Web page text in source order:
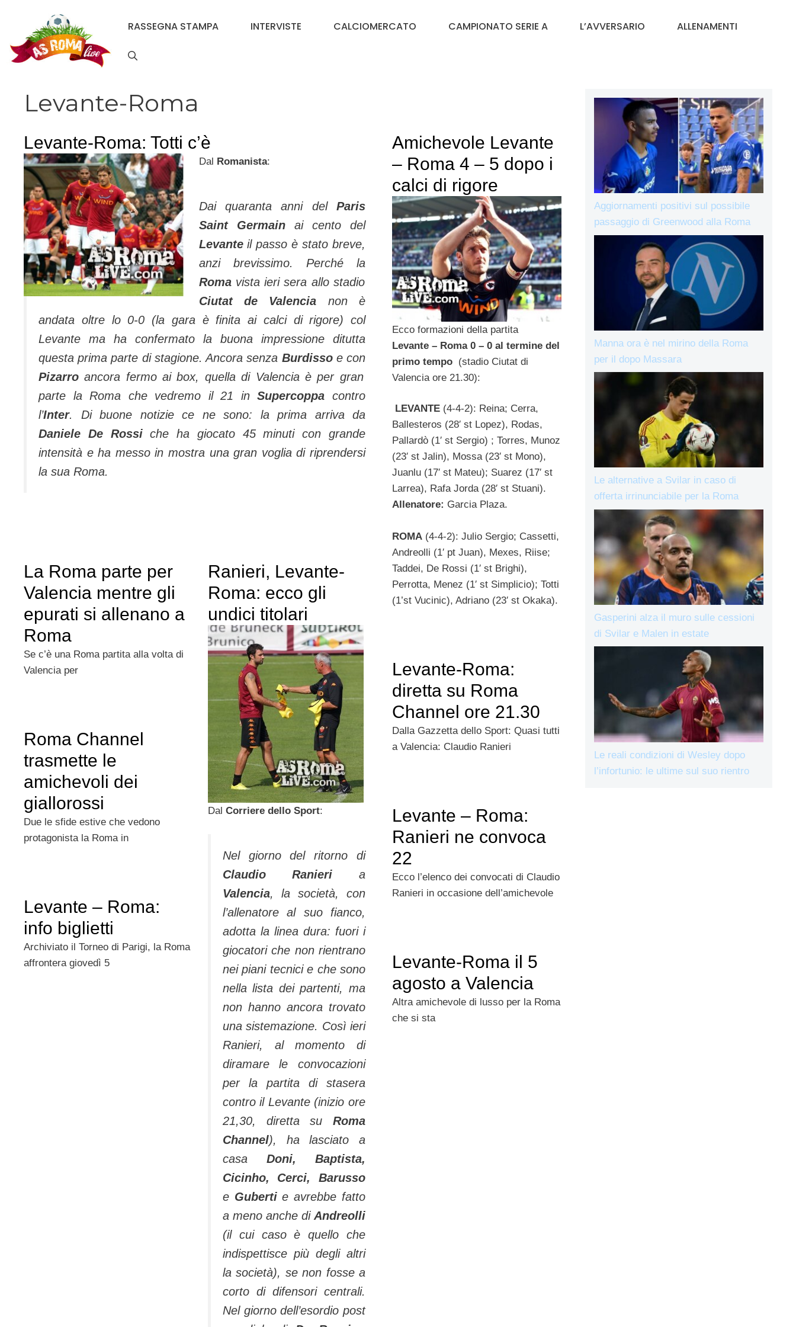
contenuto
RASSEGNA STAMPA INTERVISTE CALCIOMERCATO CAMPIONATO SERIE A L’AVVERSARIO ALLENAMENTI
Levante-Roma
Levante-Roma: Totti c’è
Dal Romanista:
Dai quaranta anni delParis
Saint Germainai cento del
Levanteil passo è stato breve,
anzi brevissimo. Perché la
Romavista ieri sera allo stadio
Ciutat de Valencia non è
andata oltre lo 0-0 (la gara è finita ai calci di rigore) col
Levante ma ha confermato la buona impressione ditutta
questa prima parte di stagione. Ancora senza Burdissoe con
Pizarroancora fermo ai box, quella di Valencia è per gran
parte la Roma che vedremo il 21 inSupercoppa contro
l’Inter. Di buone notizie ce ne sono: la prima arriva da
Daniele De Rossiche ha giocato 45 minuti con grande
intensità e ha messo in mostra una gran voglia di riprendersi
la sua Roma.
Amichevole Levante
– Roma 4 – 5 dopo i
calci di rigore
Ecco formazioni della partita
Levante – Roma 0 – 0 al termine del
primo tempo(stadio Ciutat di
Valencia ore 21.30):
LEVANTE(4-4-2): Reina; Cerra,
Ballesteros (28′ st Lopez), Rodas,
Pallardò (1′ st Sergio) ; Torres, Munoz
(23′ st Jalin), Mossa (23′ st Mono),
Juanlu (17′ st Mateu); Suarez (17′ st
Larrea), Rafa Jorda (28′ st Stuani).
Allenatore: Garcia Plaza.
ROMA(4-4-2): Julio Sergio; Cassetti,
Andreolli (1′ pt Juan), Mexes, Riise;
Taddei, De Rossi (1′ st Brighi),
Perrotta, Menez (1′ st Simplicio); Totti
(1’st Vucinic), Adriano (23′ st Okaka).
La Roma parte per
Valencia mentre gli
epurati si allenano a
Roma
Se c’è una Roma partita alla volta di
Valencia per
Ranieri, Levante-
Roma: ecco gli
undici titolari
Dal Corriere dello Sport:
Nel giorno del ritorno di
Claudio Ranieri a
Valencia, la società, con
l’allena­tore al suo fianco,
adotta la linea dura: fuo­ri i
giocatori che non rientrano
nei piani tecnici e che sono
nella lista dei partenti, ma
non hanno ancora trovato
una sistema­zione. Così ieri
Ranieri, al momento di
dirama­re le convocazioni
per la partita di stasera
contro il Levante (inizio ore
21,30, diretta su Ro­ma
Channel), ha lascia­to a
casa Doni, Baptista,
Cicinho, Cerci, Barusso
eGubertie avrebbe fat­to
a meno anche di Andreolli
(il cui caso è quello che
indispettisce più degli altri
la società), se non fosse a
corto di difensori centrali.
Nel giorno dell’esordio post
Levante-Roma:
diretta su Roma
Channel ore 21.30
Dalla Gazzetta dello Sport: Quasi tutti
a Valencia: Claudio Ranieri
Roma Channel
trasmette le
amichevoli dei
giallorossi
Due le sfide estive che vedono
protagonista la Roma in
Levante – Roma:
Ranieri ne convoca
22
Ecco l’elenco dei convocati di Claudio
Ranieri in occasione dell’amichevole
Levante – Roma:
info biglietti
Archiviato il Torneo di Parigi, la Roma
affrontera giovedì 5
Levante-Roma il 5
agosto a Valencia
Altra amichevole di lusso per la Roma
che si sta
Aggiornamenti positivi sul possibile
passaggio di Greenwood alla Roma
Manna ora è nel mirino della Roma
per il dopo Massara
Le alternative a Svilar in caso di
offerta irrinunciabile per la Roma
Gasperini alza il muro sulle cessioni
di Svilar e Malen in estate
Le reali condizioni di Wesley dopo
l’infortunio: le ultime sul suo rientro